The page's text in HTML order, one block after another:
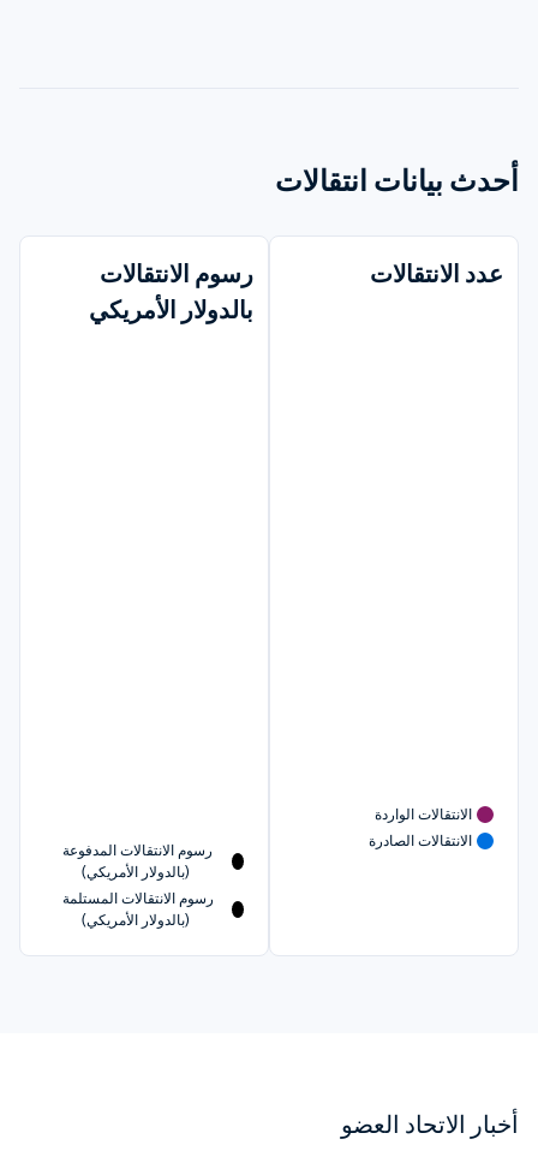
أحدث بيانات انتقالات
عدد الانتقالات
الانتقالات الواردة
الانتقالات الصادرة
بالدولار الأمريكي
رسوم الانتقالات المدفوعة
(بالدولار الأمريكي)
(بالدولار الأمريكي)
أخبار الاتحاد العضو